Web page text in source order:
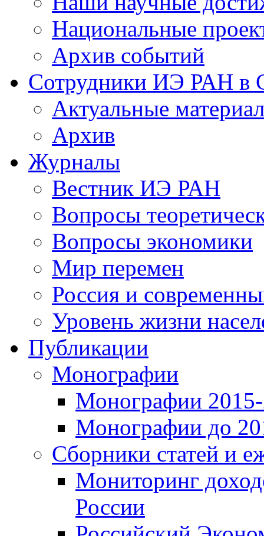
Национальные
Архив событий
Сотрудники ИЭ РАН
Актуальные
Архив
Журналы
Вестник ИЭ РАН
Вопросы
Вопросы экономики
Мир перемен
Россия и
Уровень жизни
Публикации
Монографии
Монографии 2015-
Монографии до
Сборники статей и
Мониторинг
России